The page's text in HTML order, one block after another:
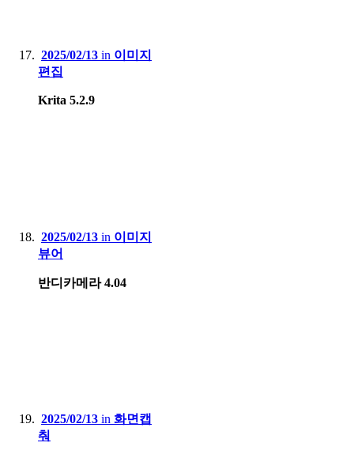
2025/02/13 in 이미지
편집
Krita 5.2.9
2025/02/13 in 이미지
뷰어
반디카메라 4.04
2025/02/13 in 화면캡
춰